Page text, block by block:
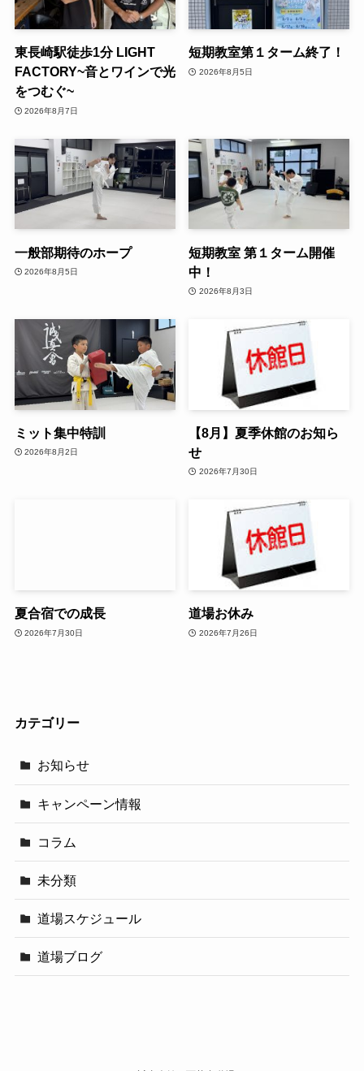
東長崎駅徒歩1分 LIGHT
FACTORY~音とワインで光
をつむぐ~
2026年8月7日
短期教室第１ターム終了！
2026年8月5日
一般部期待のホープ
2026年8月5日
短期教室 第１ターム開催
中！
2026年8月3日
ミット集中特訓
2026年8月2日
【8月】夏季休館のお知ら
せ
2026年7月30日
夏合宿での成長
2026年7月30日
道場お休み
2026年7月26日
カテゴリー
お知らせ
キャンペーン情報
コラム
未分類
道場スケジュール
道場ブログ